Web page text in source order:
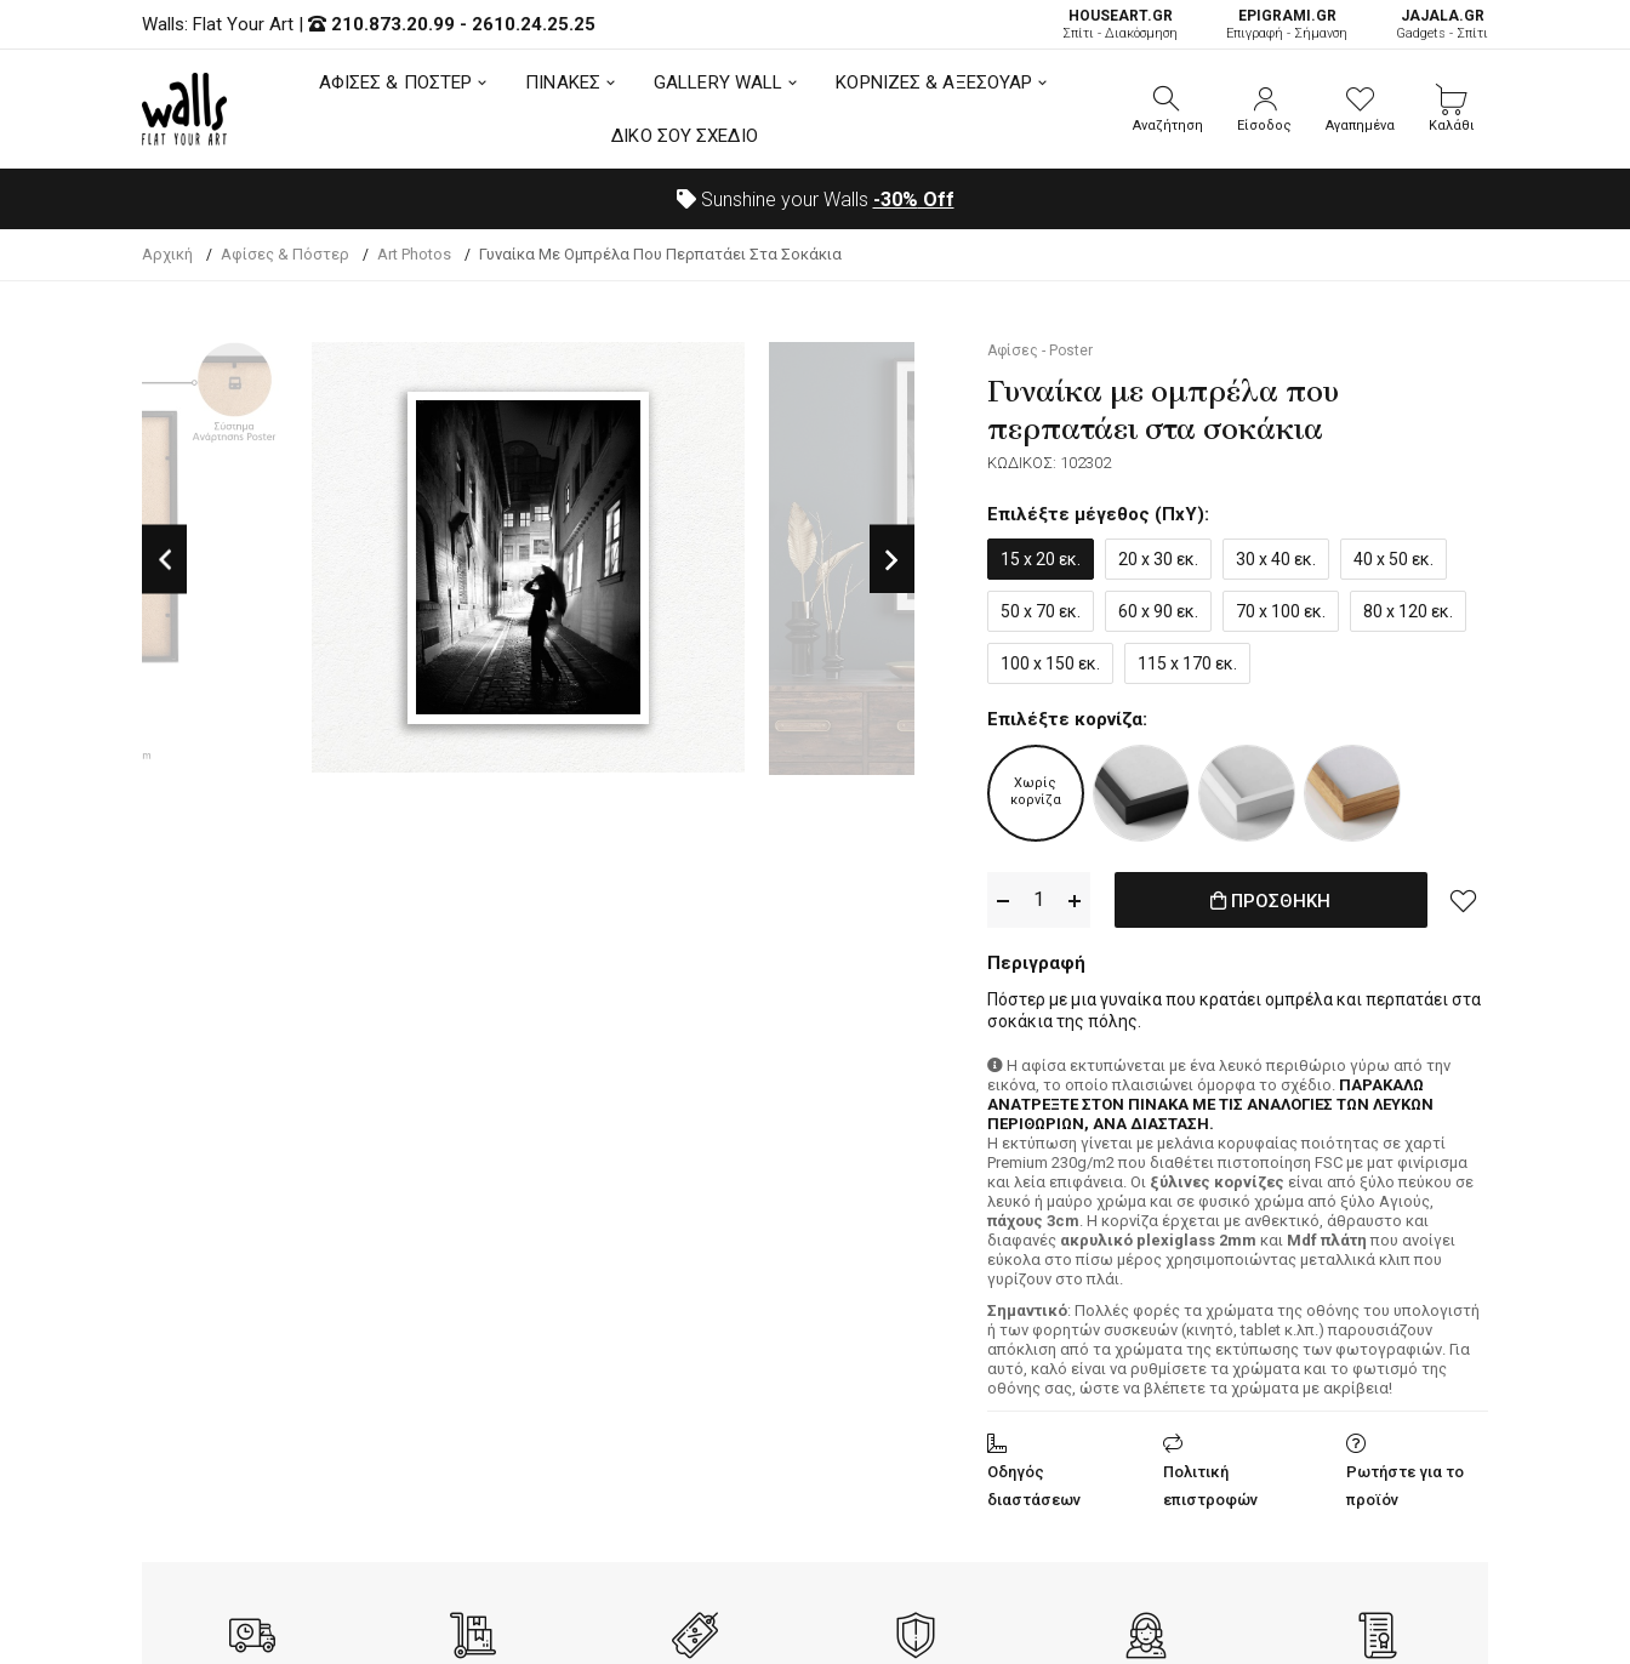
ΑΦΙΣΕΣ & ΠΟΣΤΕΡ ΠΙΝΑΚΕΣ
ΔΙΚΟ ΣΟΥ ΣΧΕΔΙΟ
Walls: Flat Your Art | 210.873.20.99 - 2610.24.25.25 HOUSEART.GR
Σπίτι - Διακόσμηση
ΕPIGRAMI.GR
Επιγραφή - Σήμανση
JAJALA.GR
Gadgets - Σπίτι
ΑΦΙΣΕΣ & ΠΟΣΤΕΡ ΠΙΝΑΚΕΣ GALLERY WALL ΚΟΡΝΙΖΕΣ & ΑΞΕΣΟΥΑΡ
ΔΙΚΟ ΣΟΥ ΣΧΕΔΙΟ Αναζήτηση Είσοδος Αγαπημένα Καλάθι
Sunshine your Walls -30% Off
Αρχική Αφίσες & Πόστερ Art Photos Γυναίκα Με Ομπρέλα Που Περπατάει Στα Σοκάκια
Αφίσες - Poster
Γυναίκα με ομπρέλα που
περπατάει στα σοκάκια
ΚΩΔΙΚΟΣ: 102302
Επιλέξτε μέγεθος (ΠxΥ):
15 x 20 εκ. 20 x 30 εκ. 30 x 40 εκ. 40 x 50 εκ.
50 x 70 εκ. 60 x 90 εκ. 70 x 100 εκ. 80 x 120 εκ.
100 x 150 εκ. 115 x 170 εκ.
Επιλέξτε κορνίζα:
Χωρίς
κορνίζα
ΠΡΟΣΘΗΚΗ
Περιγραφή
Πόστερ με μια γυναίκα που κρατάει ομπρέλα και περπατάει στα
σοκάκια της πόλης.
Η αφίσα εκτυπώνεται με ένα λευκό περιθώριο γύρω από την
εικόνα, το οποίο πλαισιώνει όμορφα το σχέδιο. ΠΑΡΑΚΑΛΩ
ΑΝΑΤΡΕΞΤΕ ΣΤΟΝ ΠΙΝΑΚΑ ΜΕ ΤΙΣ ΑΝΑΛΟΓΙΕΣ ΤΩΝ ΛΕΥΚΩΝ
ΠΕΡΙΘΩΡΙΩΝ, ΑΝΑ ΔΙΑΣΤΑΣΗ.
H εκτύπωση γίνεται με μελάνια κορυφαίας ποιότητας σε χαρτί
Premium 230g/m2 που διαθέτει πιστοποίηση FSC με ματ φινίρισμα
και λεία επιφάνεια. Οι ξύλινες κορνίζες είναι από ξύλο πεύκου σε
λευκό ή μαύρο χρώμα και σε φυσικό χρώμα από ξύλο Αγιούς,
πάχους 3cm. Η κορνίζα έρχεται με ανθεκτικό, άθραυστο και
διαφανές ακρυλικό plexiglass 2mm και Mdf πλάτη που ανοίγει
εύκολα στο πίσω μέρος χρησιμοποιώντας μεταλλικά κλιπ που
γυρίζουν στο πλάι.
Σημαντικό: Πολλές φορές τα χρώματα της οθόνης του υπολογιστή
ή των φορητών συσκευών (κινητό, tablet κ.λπ.) παρουσιάζουν
απόκλιση από τα χρώματα της εκτύπωσης των φωτογραφιών. Για
αυτό, καλό είναι να ρυθμίσετε τα χρώματα και το φωτισμό της
οθόνης σας, ώστε να βλέπετε τα χρώματα με ακρίβεια!
Οδηγός
διαστάσεων
Πολιτική
επιστροφών
Ρωτήστε για το
προϊόν